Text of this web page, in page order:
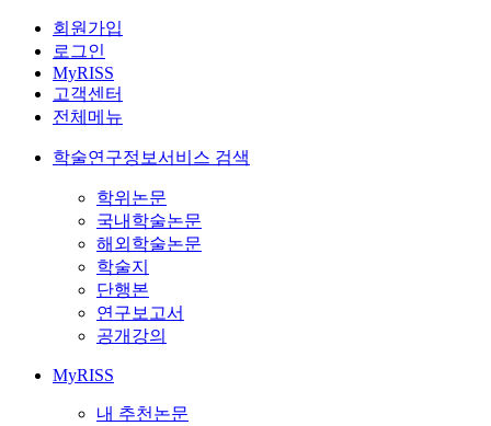
회원가입
로그인
MyRISS
고객센터
전체메뉴
학술연구정보서비스 검색
학위논문
국내학술논문
해외학술논문
학술지
단행본
연구보고서
공개강의
MyRISS
내 추천논문